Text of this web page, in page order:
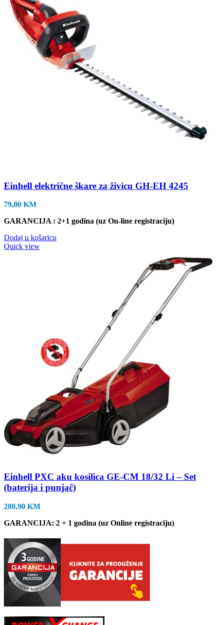
Einhell električne škare za živicu GH-EH 4245
79,00 KM
GARANCIJA : 2+1 godina (uz On-line registraciju)
Dodaj u košaricu
Quick view
Einhell PXC aku kosilica GE-CM 18/32 Li – Set
(baterija i punjač)
280,90 KM
GARANCIJA: 2 + 1 godina (uz Online registraciju)